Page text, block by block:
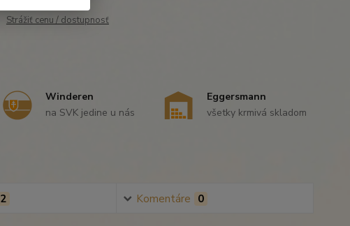
Strážiť cenu / dostupnosť
Winderen
na SVK jedine u nás
Eggersmann
všetky krmivá skladom
2 Komentáre 0